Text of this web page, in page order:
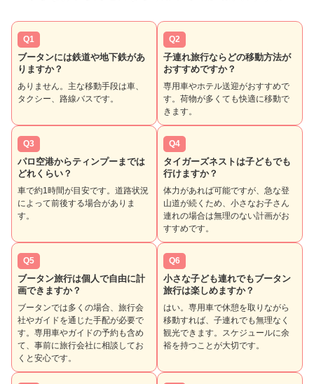
Q1
ブータンには鉄道や地下鉄があ
りますか？
ありません。主な移動手段は車、
タクシー、路線バスです。
Q2
子連れ旅行ならどの移動方法が
おすすめですか？
専用車やホテル送迎がおすすめで
す。荷物が多くても快適に移動で
きます。
Q3
パロ空港からティンプーまでは
どれくらい？
車で約1時間が目安です。道路状況
によって前後する場合がありま
す。
Q4
タイガーズネストは子どもでも
行けますか？
体力があれば可能ですが、急な登
山道が続くため、小さなお子さん
連れの場合は無理のない計画がお
すすめです。
Q5
ブータン旅行は個人で自由に計
画できますか？
ブータンでは多くの場合、旅行会
社やガイドを通じた手配が必要で
す。専用車やガイドの予約も含め
て、事前に旅行会社に相談してお
くと安心です。
Q6
小さな子ども連れでもブータン
旅行は楽しめますか？
はい。専用車で休憩を取りながら
移動すれば、子連れでも無理なく
観光できます。スケジュールに余
裕を持つことが大切です。